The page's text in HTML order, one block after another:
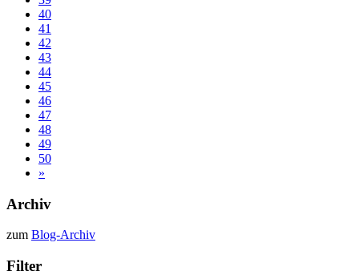
40
41
42
43
44
45
46
47
48
49
50
»
Archiv
zum Blog-Archiv
Filter